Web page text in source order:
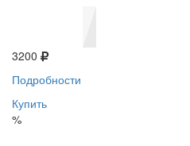
3200
Подробности
Купить
%